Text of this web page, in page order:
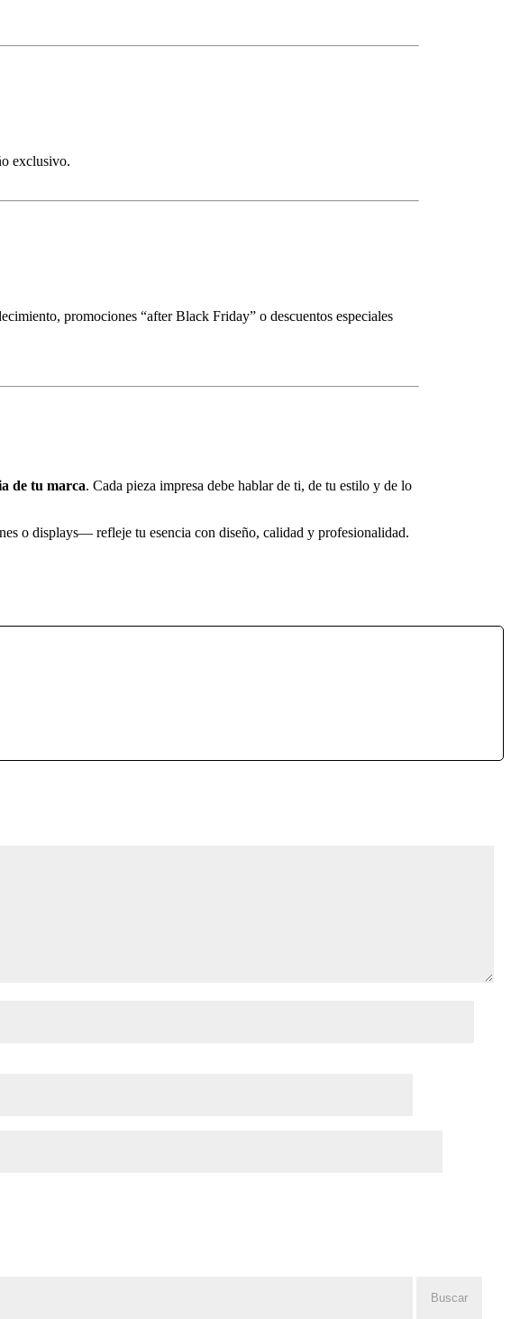
exclusivo.
promociones “after Black Friday” o descuentos especiales
de tu marca. Cada pieza impresa debe hablar de ti, de tu estilo y de lo
o displays— refleje tu esencia con diseño, calidad y profesionalidad.